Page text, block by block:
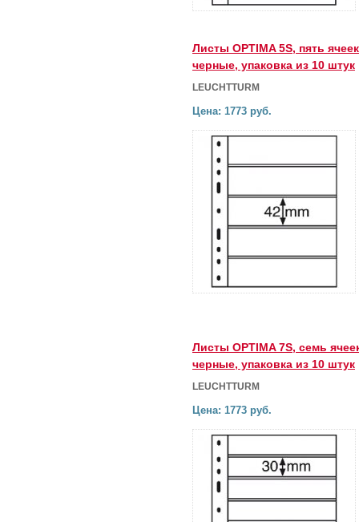
Листы OPTIMA 5S, пять
черные, упаковка из 10 штук
LEUCHTTURM
Цена: 1773 руб.
Листы OPTIMA 7S, семь
черные, упаковка из 10 штук
LEUCHTTURM
Цена: 1773 руб.